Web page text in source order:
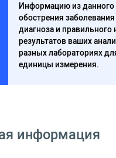
Информацию из данного
обострения
диагноза и
результатов ваших
разных лабораториях
единицы измерения.
информация